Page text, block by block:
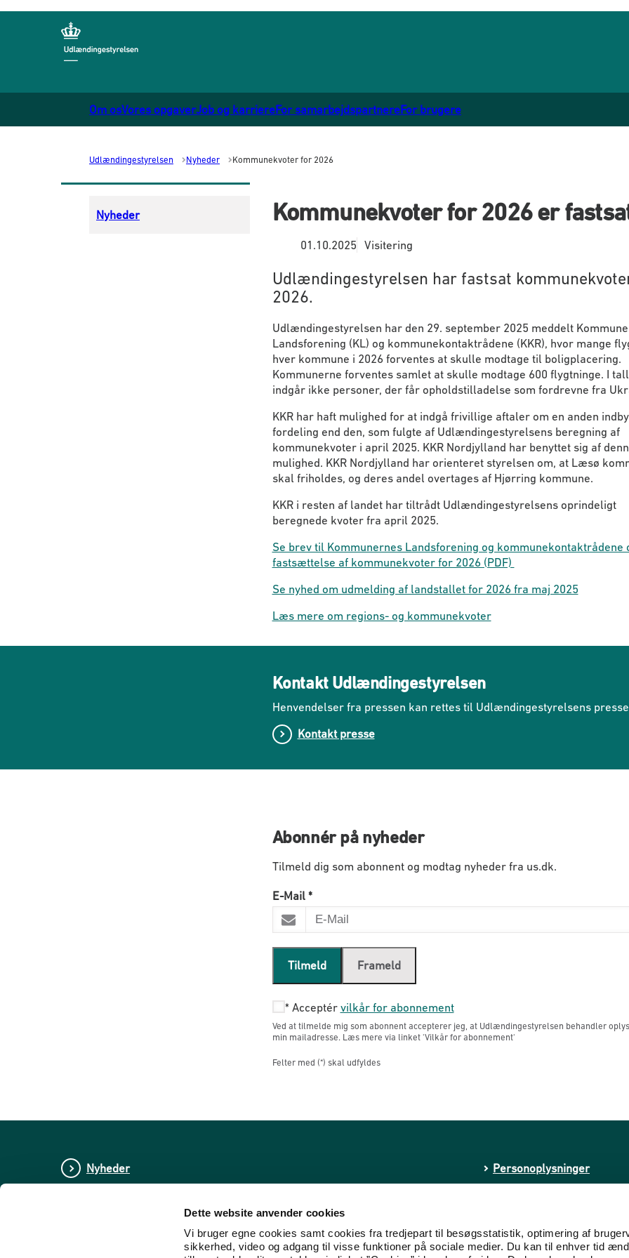
Dette website anvender cookies
Vi bruger egne cookies samt cookies fra tredjepart til besøgsstatistik, optimering af
sikkerhed, video og adgang til visse funktioner på sociale medier. Du kan til enhver tid
Om osVores opgaverJob og karriereFor samarbejdspartnereFor brugere
Udlændingestyrelsen Nyheder Kommunekvoter for 2026
Nyheder Kommunekvoter for 2026 er
01.10.2025 Visitering
Udlændingestyrelsen har fastsat
2026.
Udlændingestyrelsen har den 29. september 2025 meddelt
Landsforening (KL) og kommunekontaktrådene (KKR), hvor mange
hver kommune i 2026 forventes at skulle modtage til boligplacering.
Kommunerne forventes samlet at skulle modtage 600 flygtninge. I
indgår ikke personer, der får opholdstilladelse som fordrevne fra
KKR har haft mulighed for at indgå frivillige aftaler om en anden
fordeling end den, som fulgte af Udlændingestyrelsens beregning af
kommunekvoter i april 2025. KKR Nordjylland har benyttet sig af
mulighed. KKR Nordjylland har orienteret styrelsen om, at Læsø
skal friholdes, og deres andel overtages af Hjørring kommune.
KKR i resten af landet har tiltrådt Udlændingestyrelsens oprindeligt
beregnede kvoter fra april 2025.
Se brev til Kommunernes Landsforening og kommunekontaktrådene
fastsættelse af kommunekvoter for 2026 (PDF)
Se nyhed om udmelding af landstallet for 2026 fra maj 2025
Læs mere om regions- og kommunekvoter
Kontakt Udlændingestyrelsen
Henvendelser fra pressen kan rettes til Udlændingestyrelsens
Kontakt presse
Abonnér på nyheder
Tilmeld dig som abonnent og modtag nyheder fra us.dk.
E-Mail*
Tilmeld Frameld
* Acceptér vilkår for abonnement
Ved at tilmelde mig som abonnent accepterer jeg, at Udlændingestyrelsen behandler
min mailadresse. Læs mere via linket 'Vilkår for abonnement'
Felter med (*) skal udfyldes
Nyheder
Center for Dokumentation og Indsats mod Ekstremisme
Personoplysninger
Cookies